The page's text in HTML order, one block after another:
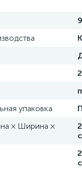
упаковка
× Ширина ×